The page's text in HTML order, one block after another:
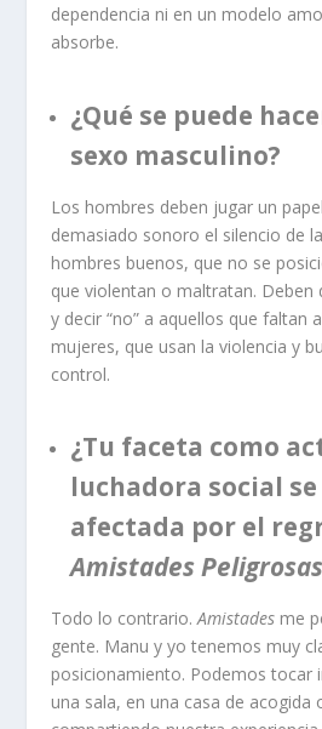
dependencia ni en un modelo
absorbe.
¿Qué se puede
sexo masculino?
Los hombres deben jugar un
demasiado sonoro el silencio de
hombres buenos, que no se
que violentan o maltratan. Deben
y decir “no” a aquellos que faltan
mujeres, que usan la violencia y
control.
¿Tu faceta como
luchadora social
afectada por el
Amistades
Todo lo contrario.Amistades me
gente. Manu y yo tenemos muy
posicionamiento. Podemos tocar
una sala, en una casa de acogida